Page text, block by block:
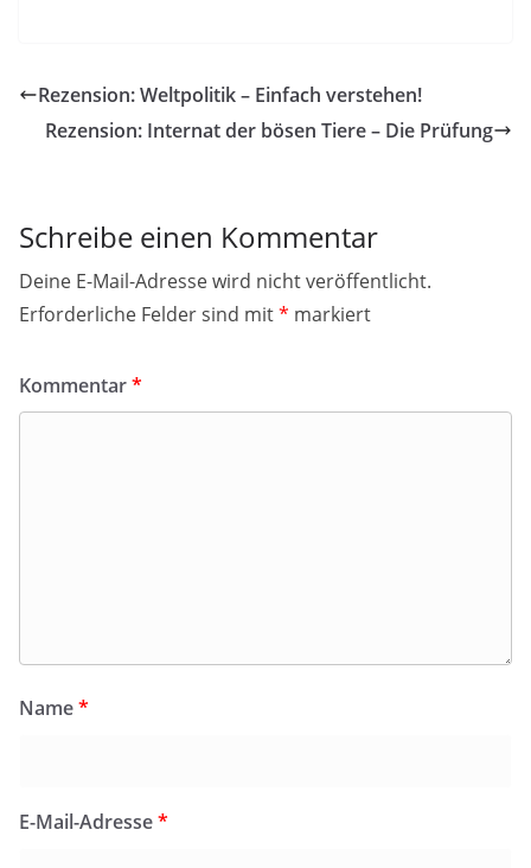
Rezension: Weltpolitik – Einfach verstehen!
Rezension: Internat der bösen Tiere – Die Prüfung
Schreibe einen Kommentar
Deine E-Mail-Adresse wird nicht veröffentlicht.
Erforderliche Felder sind mit* markiert
Kommentar*
Name*
E-Mail-Adresse*